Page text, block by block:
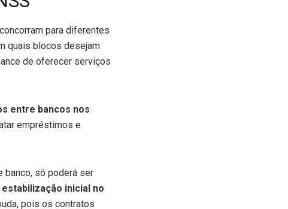
para diferentes
quais blocos desejam
de oferecer serviços
entre bancos nos
empréstimos e
banco, só poderá ser
inicial no
pois os contratos